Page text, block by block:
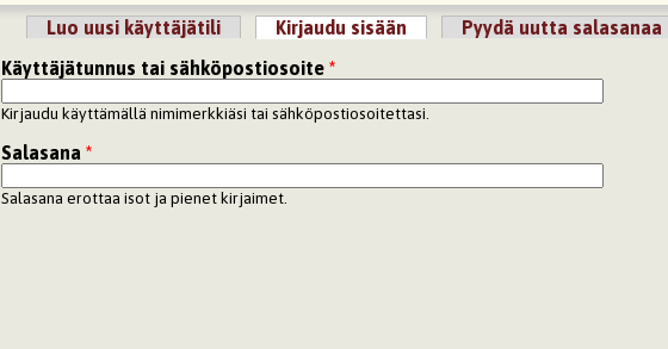
Ensisijaiset välilehdet
Luo uusi käyttäjätili Kirjaudu sisään (aktiivinen välilehti)
Pyydä uutta salasanaa
Käyttäjätunnus tai sähköpostiosoite*
Kirjaudu käyttämällä nimimerkkiäsi tai sähköpostiosoitettasi.
Salasana*
Salasana erottaa isot ja pienet kirjaimet.